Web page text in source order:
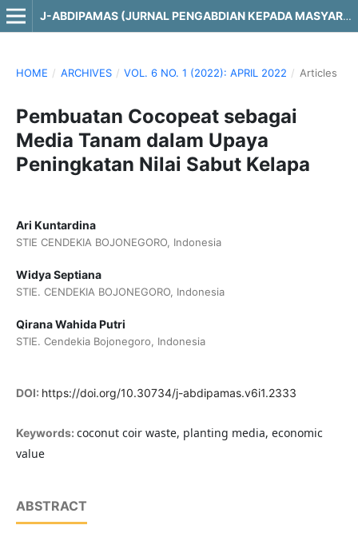
J-ABDIPAMAS (JURNAL PENGABDIAN KEPADA MASYARAKAT)
HOME / ARCHIVES / VOL. 6 NO. 1 (2022): APRIL 2022 / Articles
Pembuatan Cocopeat sebagai
Media Tanam dalam Upaya
Peningkatan Nilai Sabut Kelapa
Ari Kuntardina
STIE CENDEKIA BOJONEGORO, Indonesia
Widya Septiana
STIE. CENDEKIA BOJONEGORO, Indonesia
Qirana Wahida Putri
STIE. Cendekia Bojonegoro, Indonesia
DOI: https://doi.org/10.30734/j-abdipamas.v6i1.2333
Keywords: coconut coir waste, planting media, economic
value
ABSTRACT